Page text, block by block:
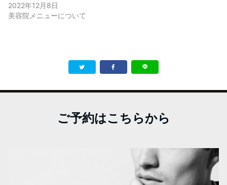
2022年12月8日
美容院メニューについて
ご予約はこちらから